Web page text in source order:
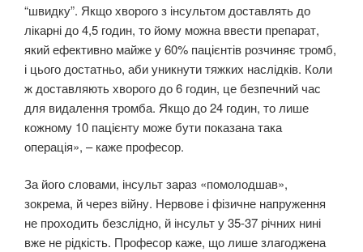
“швидку”. Якщо хворого з інсультом доставлять до
лікарні до 4,5 годин, то йому можна ввести препарат,
який ефективно майже у 60% пацієнтів розчиняє тромб,
і цього достатньо, аби уникнути тяжких наслідків. Коли
ж доставляють хворого до 6 годин, це безпечний час
для видалення тромба. Якщо до 24 годин, то лише
кожному 10 пацієнту може бути показана така
операція», – каже професор.
За його словами, інсульт зараз «помолодшав»,
зокрема, й через війну. Нервове і фізичне напруження
не проходить безслідно, й інсульт у 35-37 річних нині
вже не рідкість. Професор каже, що лише злагоджена